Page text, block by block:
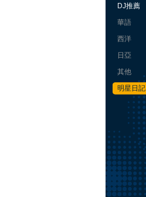
DJ推薦
華語
西洋
日亞
其他
明星日記